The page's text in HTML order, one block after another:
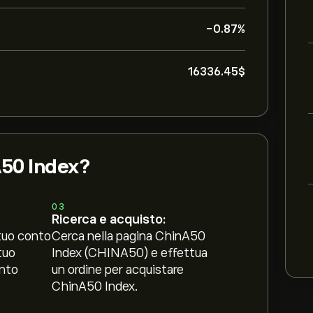
-0.87%
16336.45‎$‎
Index?
conto
03
Ricerca e acquisto:
Cerca nella pagina ChinA50
Index (CHINA50) e effettua
un ordine per acquistare
ChinA50 Index.